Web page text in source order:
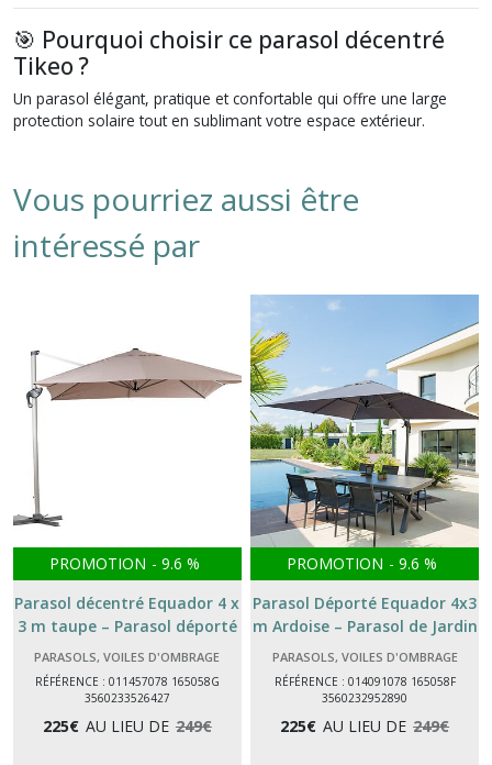
🎯 Pourquoi choisir ce parasol décentré
Tikeo ?
Un parasol élégant, pratique et confortable qui offre une large
protection solaire tout en sublimant votre espace extérieur.
Vous pourriez aussi être
intéressé par
PROMOTION - 9.6 %
Parasol décentré Equador 4 x
3 m taupe – Parasol déporté
aluminium
PARASOLS, VOILES D'OMBRAGE
RÉFÉRENCE : 011457078 165058G
3560233526427
225€ AU LIEU DE 249€
PROMOTION - 9.6 %
Parasol Déporté Equador 4x3
m Ardoise – Parasol de Jardin
Grand Format Inclinable
PARASOLS, VOILES D'OMBRAGE
RÉFÉRENCE : 014091078 165058F
3560232952890
225€ AU LIEU DE 249€